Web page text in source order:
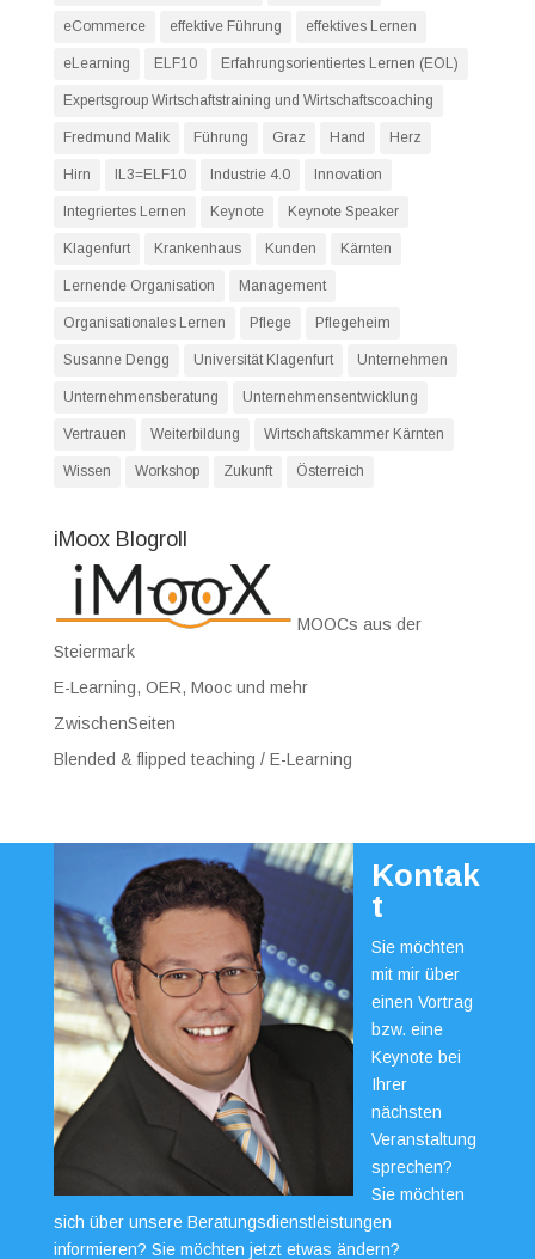
eCommerce effektive Führung effektives Lernen
eLearning ELF10 Erfahrungsorientiertes Lernen (EOL)
Expertsgroup Wirtschaftstraining und Wirtschaftscoaching
Fredmund Malik Führung Graz Hand Herz
Hirn IL3=ELF10 Industrie 4.0 Innovation
Integriertes Lernen Keynote Keynote Speaker
Klagenfurt Krankenhaus Kunden Kärnten
Lernende Organisation Management
Organisationales Lernen Pflege Pflegeheim
Susanne Dengg Universität Klagenfurt Unternehmen
Unternehmensberatung Unternehmensentwicklung
Vertrauen Weiterbildung Wirtschaftskammer Kärnten
Wissen Workshop Zukunft Österreich
iMoox Blogroll
MOOCs aus der
Steiermark
E-Learning, OER, Mooc und mehr
ZwischenSeiten
Blended & flipped teaching / E-Learning
Kontak
t
Sie möchten
mit mir über
einen Vortrag
bzw. eine
Keynote bei
Ihrer
nächsten
Veranstaltung
sprechen?
Sie möchten
sich über unsere Beratungsdienstleistungen
informieren? Sie möchten jetzt etwas ändern?